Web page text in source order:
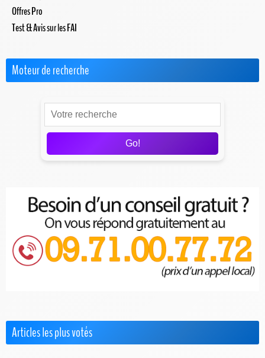
Offres Pro
Test & Avis sur les FAI
Moteur de recherche
Go!
Articles les plus votés